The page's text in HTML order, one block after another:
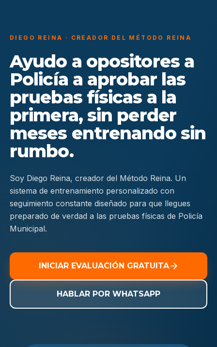
DIEGO REINA · CREADOR DEL MÉTODO REINA
Ayudo a opositores a
Policía a aprobar las
pruebas físicas a la
primera, sin perder
meses entrenando sin
rumbo.
Soy Diego Reina, creador del Método Reina. Un
sistema de entrenamiento personalizado con
seguimiento constante diseñado para que llegues
preparado de verdad a las pruebas físicas de Policía
Municipal.
INICIAR EVALUACIÓN GRATUITA
HABLAR POR WHATSAPP